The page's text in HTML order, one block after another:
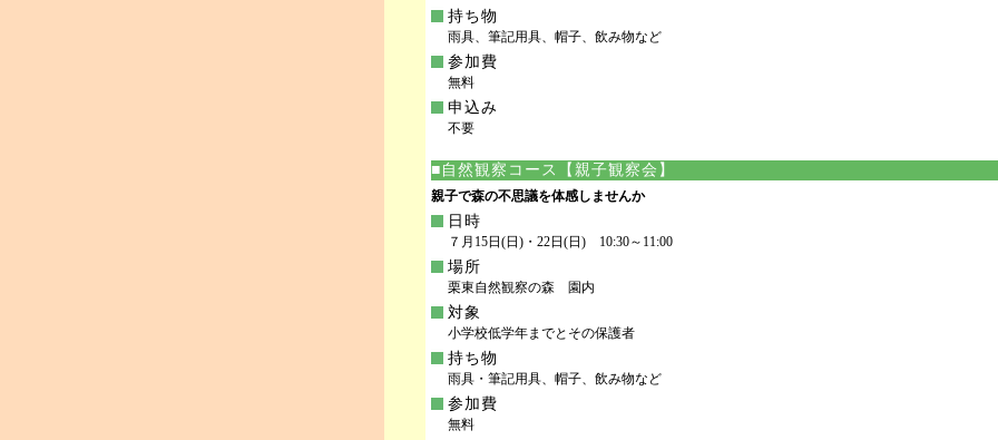
持ち物
雨具、筆記用具、帽子、飲み物など
参加費
無料
申込み
不要
■自然観察コース【親子観察会】
親子で森の不思議を体感しませんか
日時
７月15日(日)・22日(日) 10:30～11:00
場所
栗東自然観察の森 園内
対象
小学校低学年までとその保護者
持ち物
雨具・筆記用具、帽子、飲み物など
参加費
無料